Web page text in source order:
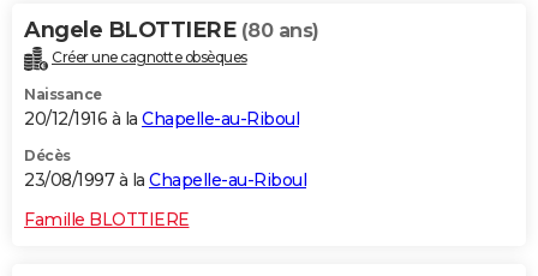
Angele BLOTTIERE (80 ans)
Créer une cagnotte obsèques
Naissance
20/12/1916 à la Chapelle-au-Riboul
Décès
23/08/1997 à la Chapelle-au-Riboul
Famille BLOTTIERE